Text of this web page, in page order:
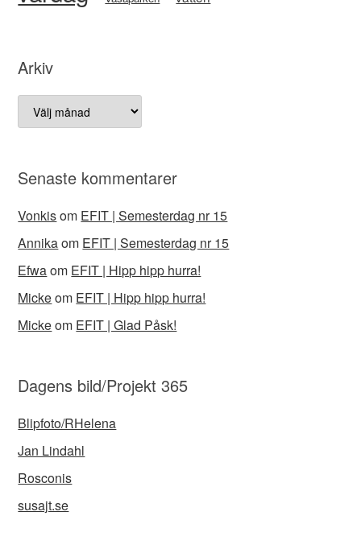
Arkiv
Arkiv
Senaste kommentarer
Vonkisom EFIT | Semesterdag nr 15
Annikaom EFIT | Semesterdag nr 15
Efwaom EFIT | Hipp hipp hurra!
Mickeom EFIT | Hipp hipp hurra!
Mickeom EFIT | Glad Påsk!
Dagens bild/Projekt 365
Blipfoto/RHelena
Jan Lindahl
Rosconis
susajt.se